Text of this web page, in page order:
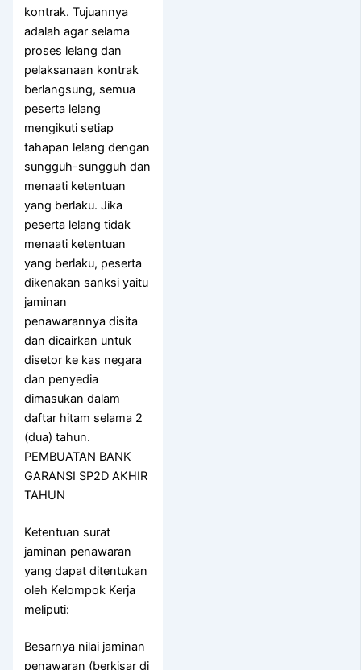
kontrak. Tujuannya
adalah agar selama
proses lelang dan
pelaksanaan kontrak
berlangsung, semua
peserta lelang
mengikuti setiap
tahapan lelang dengan
sungguh-sungguh dan
menaati ketentuan
yang berlaku. Jika
peserta lelang tidak
menaati ketentuan
yang berlaku, peserta
dikenakan sanksi yaitu
jaminan
penawarannya disita
dan dicairkan untuk
disetor ke kas negara
dan penyedia
dimasukan dalam
daftar hitam selama 2
(dua) tahun.
PEMBUATAN BANK
GARANSI SP2D AKHIR
TAHUN
Ketentuan surat
jaminan penawaran
yang dapat ditentukan
oleh Kelompok Kerja
meliputi:
Besarnya nilai jaminan
penawaran (berkisar di